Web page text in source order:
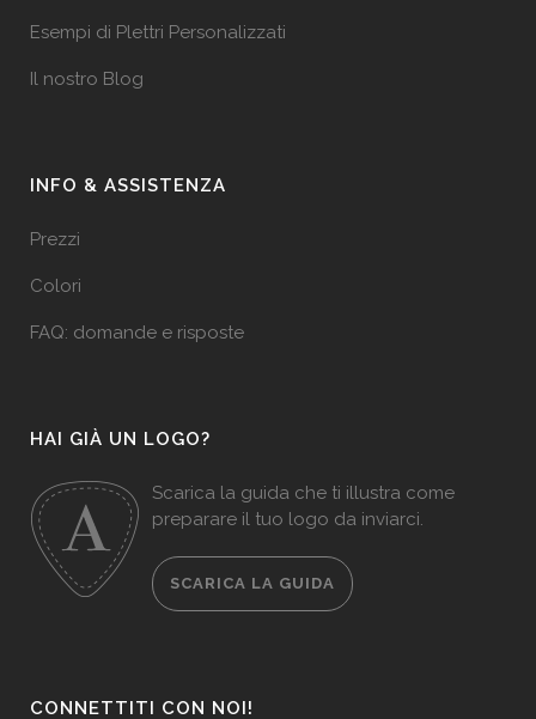
Esempi di Plettri Personalizzati
Il nostro Blog
INFO & ASSISTENZA
Prezzi
Colori
FAQ: domande e risposte
HAI GIÀ UN LOGO?
Scarica la guida che ti illustra come
preparare il tuo logo da inviarci.
SCARICA LA GUIDA
CONNETTITI CON NOI!